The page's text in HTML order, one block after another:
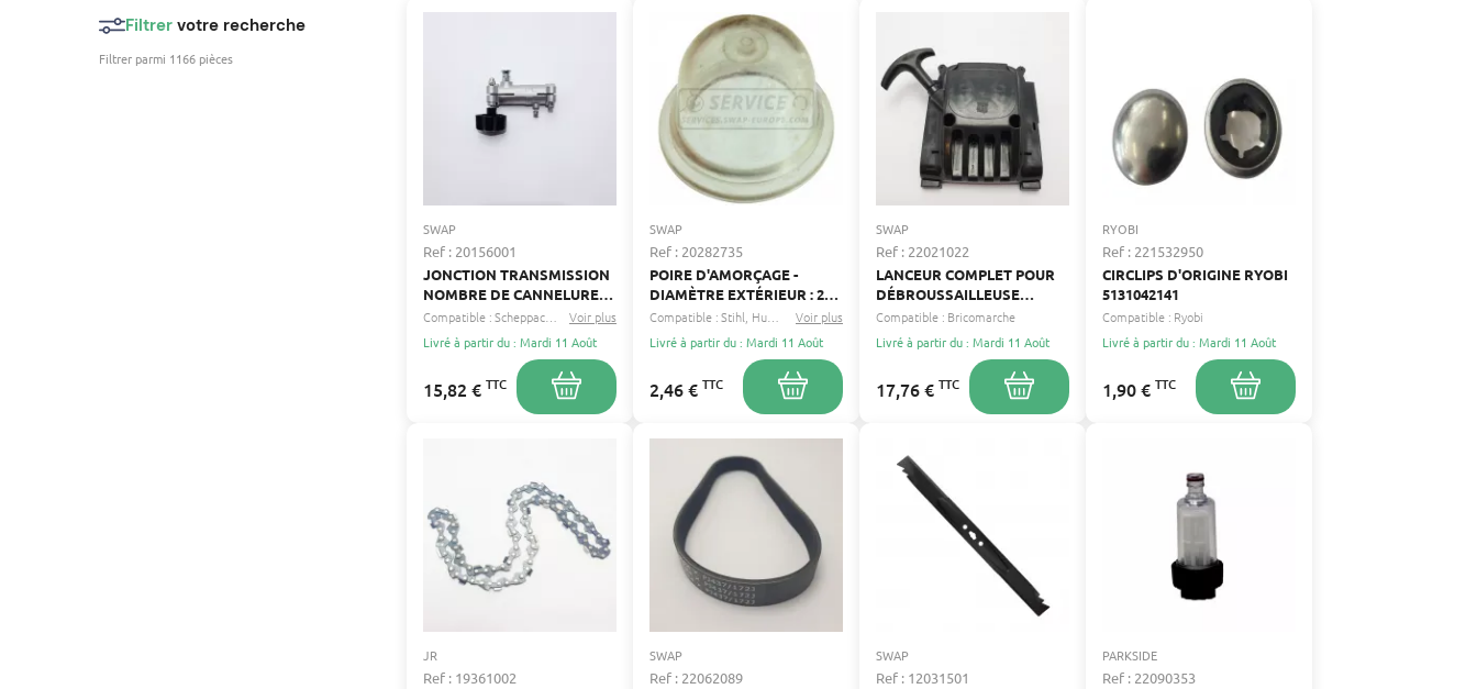
Filtrer votre recherche
Filtrer parmi 1166 pièces
SWAP
Ref : 20156001
JONCTION TRANSMISSION
NOMBRE DE CANNELURES
9 26MM
Compatible : Scheppach Feider ...
Voir plus
Livré à partir du : Mardi 11 Août
15,82 € TTC
SWAP
Ref : 20282735
POIRE D'AMORÇAGE -
DIAMÈTRE EXTÉRIEUR : 22,2
MM - COMPATIBLE ZAMA
Compatible :Stihl Husqvarna ...
Voir plus
Livré à partir du : Mardi 11 Août
2,46 € TTC
SWAP
Ref : 22021022
LANCEUR COMPLET POUR
DÉBROUSSAILLEUSE
BRICOMARCHE
Compatible : Bricomarche
Livré à partir du : Mardi 11 Août
17,76 € TTC
RYOBI
Ref : 221532950
CIRCLIPS D'ORIGINE RYOBI
5131042141
Compatible : Ryobi
Livré à partir du : Mardi 11 Août
1,90 € TTC
JR
Ref : 19361002
SWAP
Ref : 22062089
SWAP
Ref : 12031501
PARKSIDE
Ref : 22090353